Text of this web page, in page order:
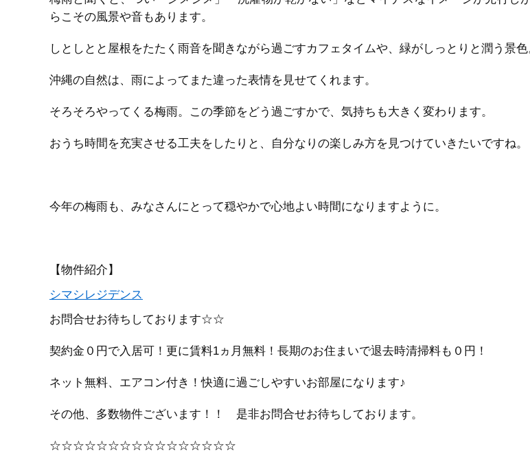
らこその風景や音もあります。
しとしとと屋根をたたく雨音を聞きながら過ごすカフェタイムや、緑がしっとりと潤う景色
沖縄の自然は、雨によってまた違った表情を見せてくれます。
そろそろやってくる梅雨。この季節をどう過ごすかで、気持ちも大きく変わります。
おうち時間を充実させる工夫をしたりと、自分なりの楽しみ方を見つけていきたいですね。
今年の梅雨も、みなさんにとって穏やかで心地よい時間になりますように。
【物件紹介】
シマシレジデンス
お問合せお待ちしております☆☆
契約金０円で入居可！更に賃料1ヵ月無料！長期のお住まいで退去時清掃料も０円！
ネット無料、エアコン付き！快適に過ごしやすいお部屋になります♪
その他、多数物件ございます！！ 是非お問合せお待ちしております。
☆☆☆☆☆☆☆☆☆☆☆☆☆☆☆☆